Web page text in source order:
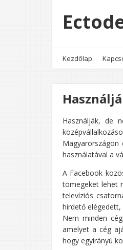
Kezdőlap
Használják, de
használatával a
A Facebook
tömegeket lehet
televíziós
hirdető
Nem minden
amelyet a cég
hogy egyirányú